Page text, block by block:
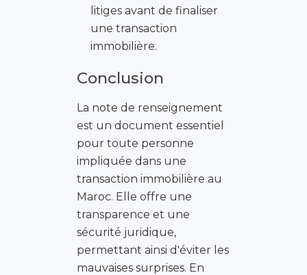
litiges avant de finaliser
une transaction
immobilière.
Conclusion
La note de renseignement
est un document essentiel
pour toute personne
impliquée dans une
transaction immobilière au
Maroc. Elle offre une
transparence et une
sécurité juridique,
permettant ainsi d'éviter les
mauvaises surprises. En